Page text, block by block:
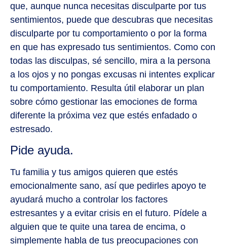
que, aunque nunca necesitas disculparte por tus
sentimientos, puede que descubras que necesitas
disculparte por tu comportamiento o por la forma
en que has expresado tus sentimientos. Como con
todas las disculpas, sé sencillo, mira a la persona
a los ojos y no pongas excusas ni intentes explicar
tu comportamiento. Resulta útil elaborar un plan
sobre cómo gestionar las emociones de forma
diferente la próxima vez que estés enfadado o
estresado.
Pide ayuda.
Tu familia y tus amigos quieren que estés
emocionalmente sano, así que pedirles apoyo te
ayudará mucho a controlar los factores
estresantes y a evitar crisis en el futuro. Pídele a
alguien que te quite una tarea de encima, o
simplemente habla de tus preocupaciones con